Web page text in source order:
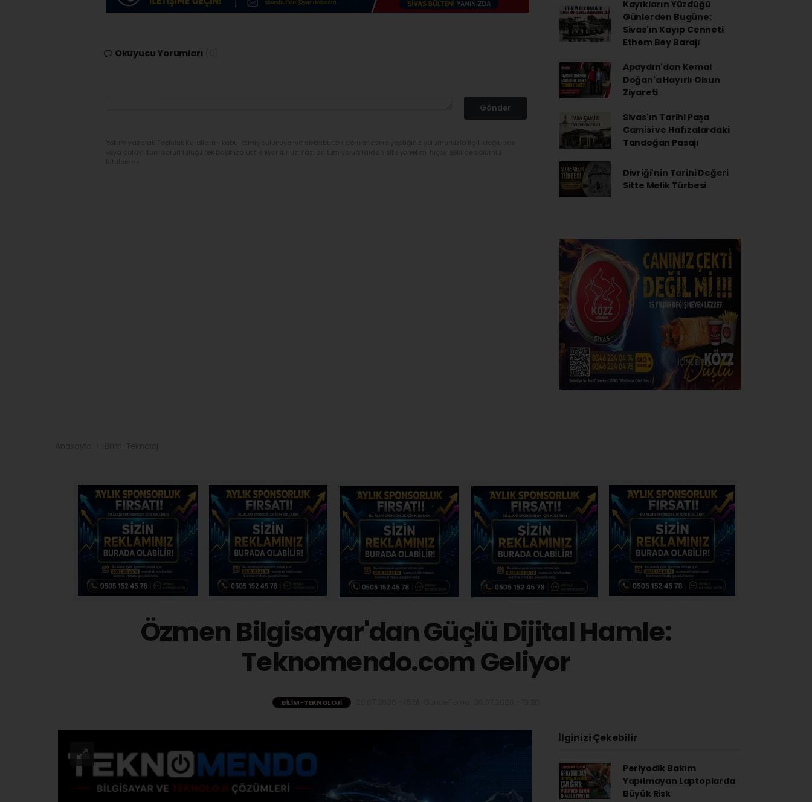
Okuyucu Yorumları
Gönder
Kayıkların Yüzdüğü
Günlerden Bugüne:
Sivas'ın Kayıp Cenneti
Ethem Bey Barajı
Apaydın'dan Kemal
Doğan'a Hayırlı Olsun
Ziyareti
Sivas'ın Tarihi Paşa
Camisi ve Hafızalardaki
Tandoğan Pasajı
Divriği'nin Tarihi Değeri
Sitte Melik Türbesi
Özmen Bilgisayar'dan Güçlü Dijital Hamle:
Teknomendo.com Geliyor
BILIM-TEKNOLOJI
İlginizi Çekebilir
Periyodik Bakım
Yapılmayan Laptoplarda
Büyük Risk